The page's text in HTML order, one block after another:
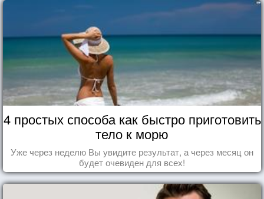
4 простых способа как быстро приготовить
тело к морю
Уже через неделю Вы увидите результат, а через месяц он
будет очевиден для всех!